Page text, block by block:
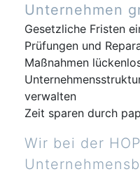
Unternehmen
Gesetzliche Fristen
Prüfungen und
Maßnahmen
verwalten
Zeit sparen durch
Wir bei der